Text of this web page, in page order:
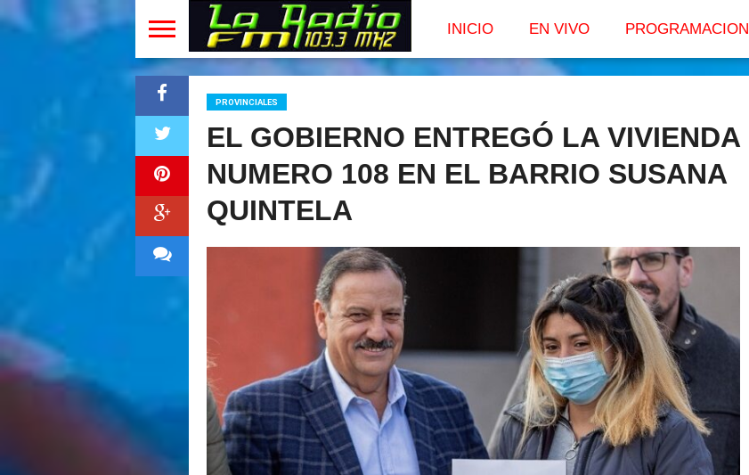
INICIO EN VIVO PROGRAMACION
PROVINCIALES
EL GOBIERNO ENTREGÓ LA VIVIENDA
NUMERO 108 EN EL BARRIO SUSANA
QUINTELA